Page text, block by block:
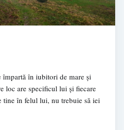
împartă în iubitori de mare și
loc are specificul lui și fiecare
tine în felul lui, nu trebuie să iei